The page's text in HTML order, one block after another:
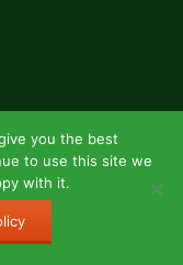
de WordPress
you the best
to use this site we
with it.